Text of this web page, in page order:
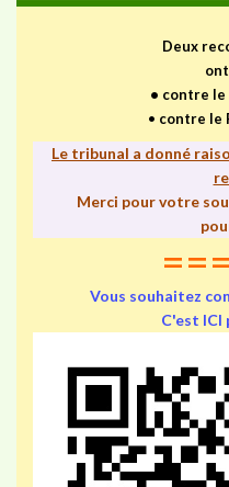
Deux
• contre le
• contre le
Le tribunal a donné
Merci pour votre
Vous souhaitez
C'est ICI